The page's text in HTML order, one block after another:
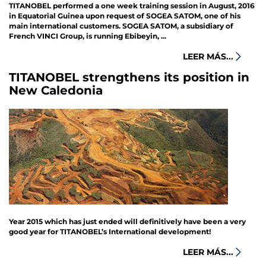
TITANOBEL performed a one week training session in August, 2016
in Equatorial Guinea upon request of SOGEA SATOM, one of his
main international customers. SOGEA SATOM, a subsidiary of
French VINCI Group, is running Ebibeyin, ...
LEER MÁS...
TITANOBEL strengthens its position in
New Caledonia
Year 2015 which has just ended will definitively have been a very
good year for TITANOBEL’s International development!
LEER MÁS...